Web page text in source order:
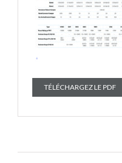
TÉLÉCHARGEZ LE PDF